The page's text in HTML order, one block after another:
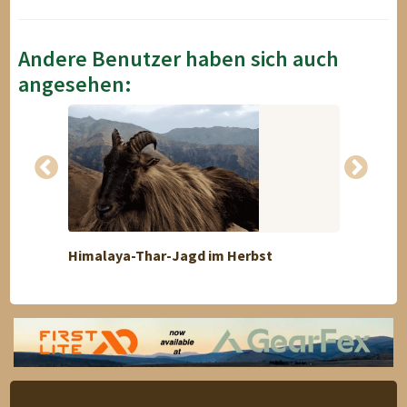
Andere Benutzer haben sich auch
angesehen:
Himalaya-Thar-Jagd im Herbst